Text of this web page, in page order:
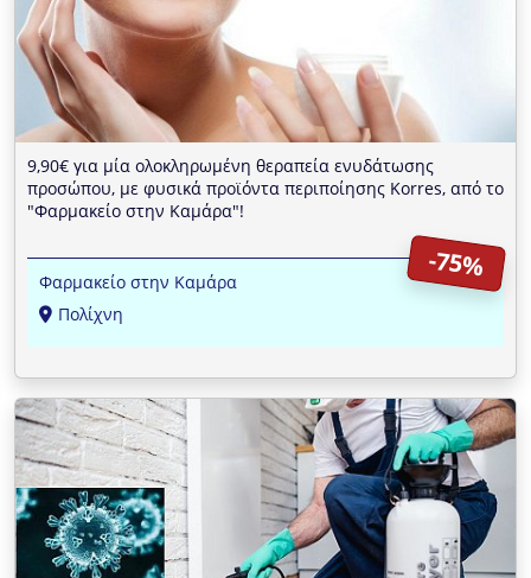
9,90€ για μία ολοκληρωμένη θεραπεία ενυδάτωσης
προσώπου, με φυσικά προϊόντα περιποίησης Korres, από το
"Φαρμακείο στην Καμάρα"!
-75%
Φαρμακείο στην Καμάρα
Πολίχνη